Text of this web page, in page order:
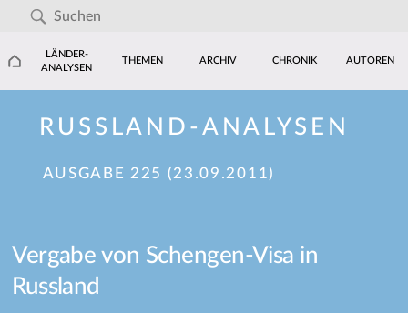
LÄNDER-
ANALYSEN
THEMEN ARCHIV CHRONIK AUTOREN
RUSSLAND-ANALYSEN
AUSGABE 225 (23.09.2011)
Vergabe von Schengen-Visa in
Russland